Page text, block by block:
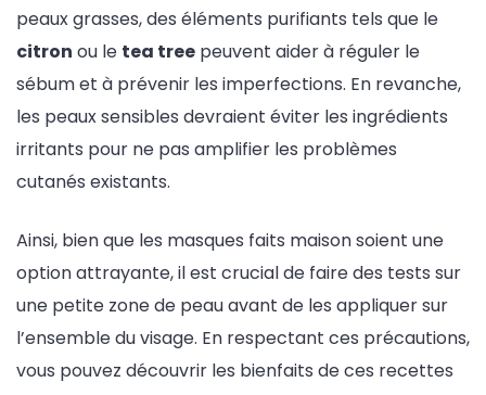
peaux grasses, des éléments purifiants tels que le
citron ou le tea tree peuvent aider à réguler le
sébum et à prévenir les imperfections. En revanche,
les peaux sensibles devraient éviter les ingrédients
irritants pour ne pas amplifier les problèmes
cutanés existants.
Ainsi, bien que les masques faits maison soient une
option attrayante, il est crucial de faire des tests sur
une petite zone de peau avant de les appliquer sur
l’ensemble du visage. En respectant ces précautions,
vous pouvez découvrir les bienfaits de ces recettes